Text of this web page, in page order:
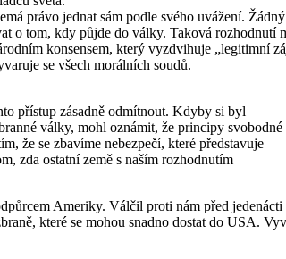
právo jednat sám podle svého uvážení. Žádný
o tom, kdy půjde do války. Taková rozhodnutí
konsensem, který vyzdvihuje „legitimní
se všech morálních soudů.
přístup zásadně odmítnout. Kdyby si byl
války, mohl oznámit, že principy svobodné
že se zbavíme nebezpečí, které představuje
zda ostatní země s naším rozhodnutím
Ameriky. Válčil proti nám před
které se mohou snadno dostat do USA.